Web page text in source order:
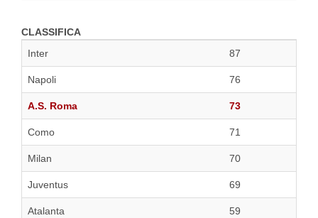
CLASSIFICA
Inter
87
Napoli 76
A.S. Roma 73
Como 71
Milan 70
Juventus 69
Atalanta 59